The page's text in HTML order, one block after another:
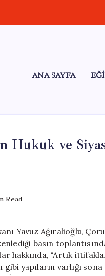
ANA SAYFA
Hukuk ve
Read
Yavuz Ağıralioğlu,
basın
hakkında, “Artık
gibi yapıların varlığı